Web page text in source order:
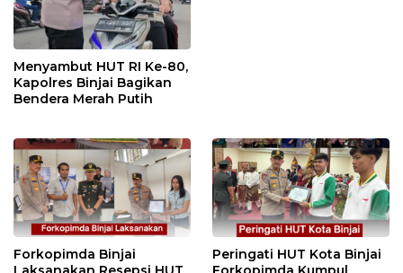
Menyambut HUT RI Ke-80,
Kapolres Binjai Bagikan
Bendera Merah Putih
Forkopimda Binjai
Peringati HUT Kota Binjai